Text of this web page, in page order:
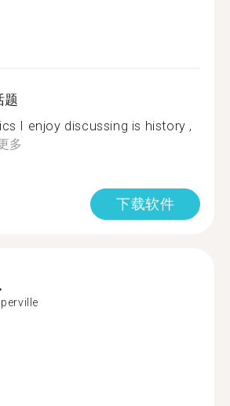
题
I enjoy discussing is history ,
多
下载软件